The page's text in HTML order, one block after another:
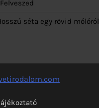
séta egy rövid mólóról